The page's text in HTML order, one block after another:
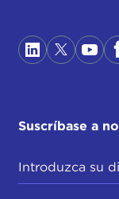
Suscríbase a